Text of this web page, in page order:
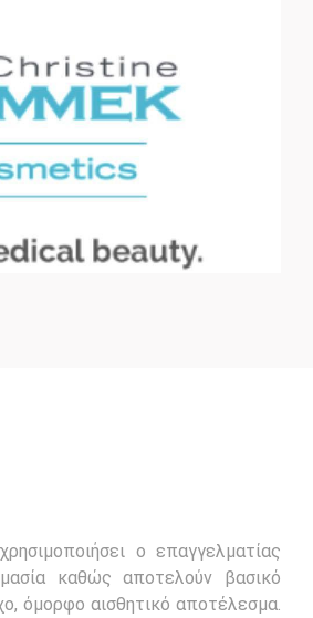
ο επαγγελματίας
καθώς αποτελούν βασικό
όμορφο αισθητικό αποτέλεσμα.